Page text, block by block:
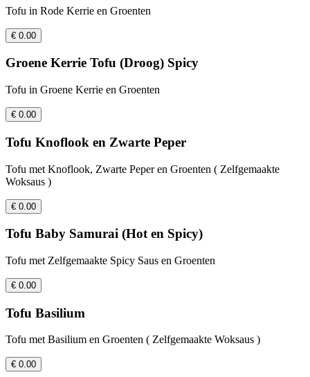
Tofu in Rode Kerrie en Groenten
€ 0.00
Groene Kerrie Tofu (Droog) Spicy
Tofu in Groene Kerrie en Groenten
€ 0.00
Tofu Knoflook en Zwarte Peper
Tofu met Knoflook, Zwarte Peper en Groenten ( Zelfgemaakte
Woksaus )
€ 0.00
Tofu Baby Samurai (Hot en Spicy)
Tofu met Zelfgemaakte Spicy Saus en Groenten
€ 0.00
Tofu Basilium
Tofu met Basilium en Groenten ( Zelfgemaakte Woksaus )
€ 0.00